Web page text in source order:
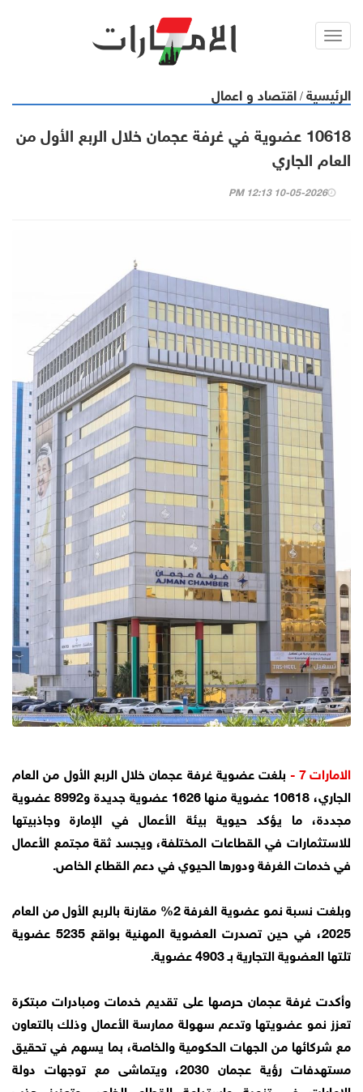
Toggl
الرئيسية / اقتصاد و اعمال
10618 عضوية في غرفة عجمان خلال الربع الأول من
العام الجاري
10-05-2026 12:13 PM
الامارات 7 -
بلغت عضوية غرفة عجمان خلال الربع الأول من العام
الجاري، 10618 عضوية منها 1626 عضوية جديدة و8992 عضوية
مجددة، ما يؤكد حيوية بيئة الأعمال في الإمارة وجاذبيتها
للاستثمارات في القطاعات المختلفة، ويجسد ثقة مجتمع الأعمال
في خدمات الغرفة ودورها الحيوي في دعم القطاع الخاص.
وبلغت نسبة نمو عضوية الغرفة 2% مقارنة بالربع الأول من العام
2025، في حين تصدرت العضوية المهنية بواقع 5235 عضوية
تلتها العضوية التجارية بـ 4903 عضوية.
وأكدت غرفة عجمان حرصها على تقديم خدمات ومبادرات مبتكرة
تعزز نمو عضويتها وتدعم سهولة ممارسة الأعمال وذلك بالتعاون
مع شركائها من الجهات الحكومية والخاصة، بما يسهم في تحقيق
مستهدفات رؤية عجمان 2030، ويتماشى مع توجهات دولة